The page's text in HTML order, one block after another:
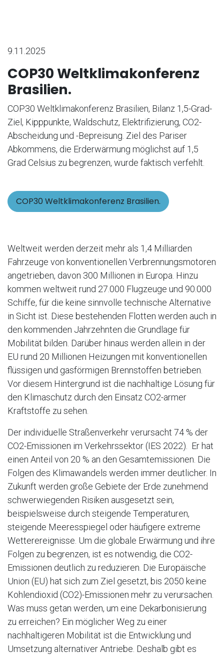
9.11.2025
COP30 Weltklimakonferenz
Brasilien.
COP30 Weltklimakonferenz Brasilien, Bilanz 1,5-Grad-
Ziel, Kipppunkte, Waldschutz, Elektrifizierung, CO2-
Abscheidung und -Bepreisung. Ziel des Pariser
Abkommens, die Erderwärmung möglichst auf 1,5
Grad Celsius zu begrenzen, wurde faktisch verfehlt.
COP30 Weltklimakonferenz Brasilien.
Weltweit werden derzeit mehr als 1,4 Milliarden
Fahrzeuge von konventionellen Verbrennungsmotoren
angetrieben, davon 300 Millionen in Europa. Hinzu
kommen weltweit rund 27.000 Flugzeuge und 90.000
Schiffe, für die keine sinnvolle technische Alternative
in Sicht ist. Diese bestehenden Flotten werden auch in
den kommenden Jahrzehnten die Grundlage für
Mobilität bilden. Darüber hinaus werden allein in der
EU rund 20 Millionen Heizungen mit konventionellen
flüssigen und gasförmigen Brennstoffen betrieben.
Vor diesem Hintergrund ist die nachhaltige Lösung für
den Klimaschutz durch den Einsatz CO2-armer
Kraftstoffe zu sehen.
Der individuelle Straßenverkehr verursacht 74 % der
CO2-Emissionen im Verkehrssektor (IES 2022). Er hat
einen Anteil von 20 % an den Gesamtemissionen. Die
Folgen des Klimawandels werden immer deutlicher. In
Zukunft werden große Gebiete der Erde zunehmend
schwerwiegenden Risiken ausgesetzt sein,
beispielsweise durch steigende Temperaturen,
steigende Meeresspiegel oder häufigere extreme
Wetterereignisse. Um die globale Erwärmung und ihre
Folgen zu begrenzen, ist es notwendig, die CO2-
Emissionen deutlich zu reduzieren. Die Europäische
Union (EU) hat sich zum Ziel gesetzt, bis 2050 keine
Kohlendioxid (CO2)-Emissionen mehr zu verursachen.
Was muss getan werden, um eine Dekarbonisierung
zu erreichen? Ein möglicher Weg zu einer
nachhaltigeren Mobilität ist die Entwicklung und
Umsetzung alternativer Antriebe. Deshalb gibt es